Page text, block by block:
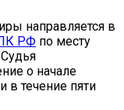
направляется в
РФ по месту
о начале
в течение пяти